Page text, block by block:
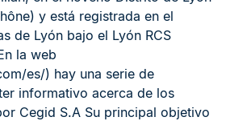
y está registrada en el
de Lyón bajo el Lyón RCS
la web
es/) hay una serie de
informativo acerca de los
Cegid S.A Su principal objetivo